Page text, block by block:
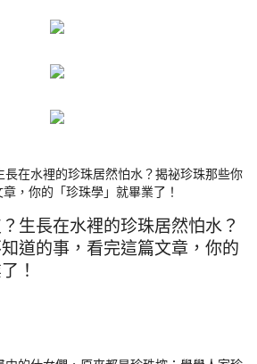
生長在水裡的珍珠居然怕水？
道的事，看完這篇文章，你的
！